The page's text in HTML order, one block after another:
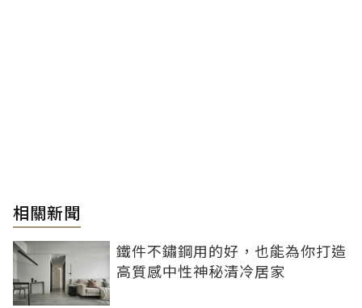
相關新聞
鐵件不鏽鋼用的好，也能為你打造
高質感中性神秘清冷居家